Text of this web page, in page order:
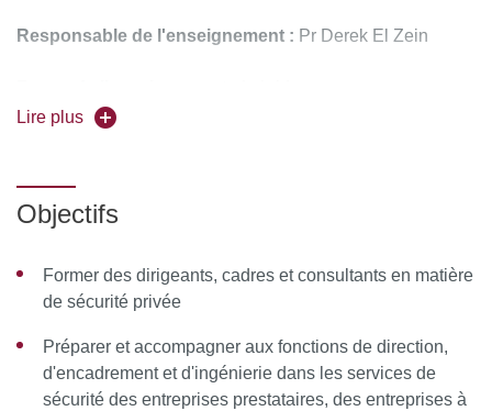
Responsable de l'enseignement : Pr Derek El Zein
Lire plus
Objectifs
Former des dirigeants, cadres et consultants en matière
de sécurité privée
Préparer et accompagner aux fonctions de direction,
d'encadrement et d'ingénierie dans les services de
sécurité des entreprises prestataires, des entreprises à